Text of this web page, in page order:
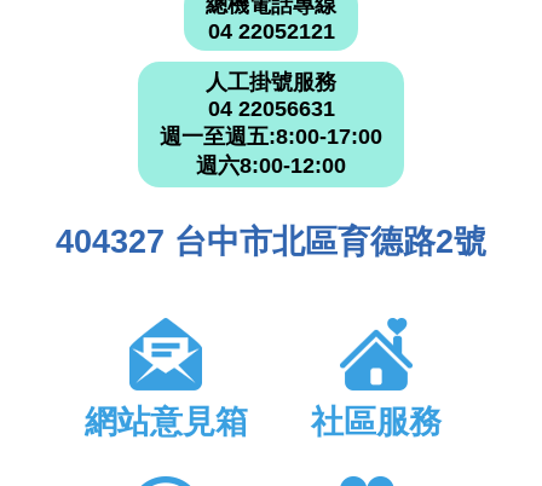
04 22052121
人工掛號服務
04 22056631
週一至週五:8:00-17:00
週六8:00-12:00
404327 台中市北區育德路2號
網站意見箱 社區服務